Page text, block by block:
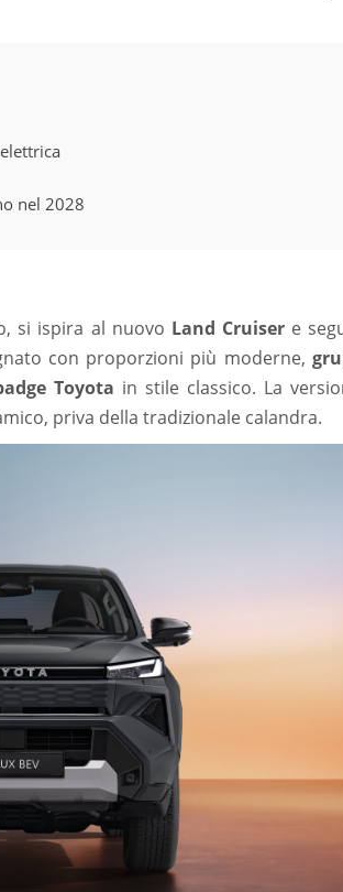
nel 2028
si ispira al nuovo Land Cruisere
con proporzioni più moderne,
Toyota in stile classico. La
priva della tradizionale calandra.